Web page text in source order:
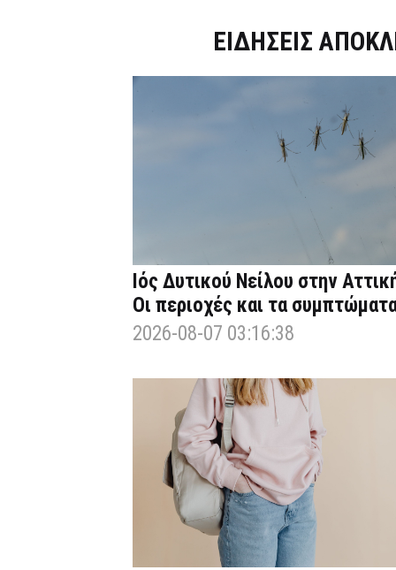
ΕΙΔΗΣΕΙΣ
Ιός Δυτικού Νείλου στην
Οι περιοχές και τα
2026-08-07 03:16:38